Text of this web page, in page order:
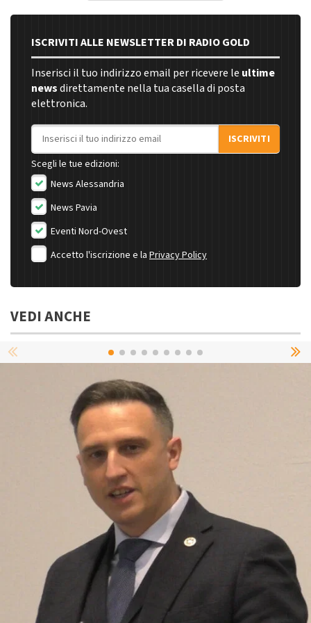
ISCRIVITI ALLE NEWSLETTER DI RADIO GOLD
Inserisci il tuo indirizzo email per ricevere le ultime
newsdirettamente nella tua casella di posta
elettronica.
Indirizzo email
ISCRIVITI
Scegli le tue edizioni:
News Alessandria
News Pavia
Eventi Nord-Ovest
Accetto l'iscrizione e la Privacy Policy
VEDI ANCHE